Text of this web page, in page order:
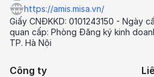
https://amis.misa.vn/
Giấy CNĐKKD: 0101243150 - Ngày
quan cấp: Phòng Đăng ký kinh
TP. Hà Nội
Công ty